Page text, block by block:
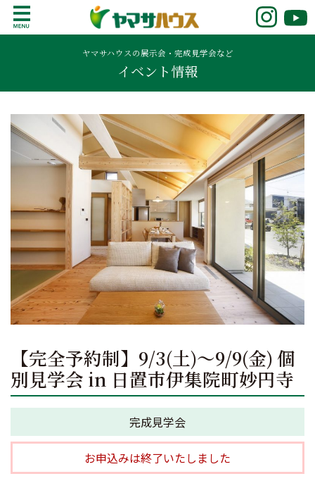
o
鹿児島で注文住宅ならヤマサハウス
新築の注文住宅や建売モデルハウスをお探し
の方はこちら。鹿児島県内で11年連続ナンバ
ーワンの実績を誇る、絆の家でおなじみの
ヤマサハウス。展示場情報や家づくりのこだ
ヤマサハウスの展示会・完成見学会など
イベント情報
【完全予約制】9/3(土)～9/9(金) 個
別見学会 in 日置市伊集院町妙円寺
完成見学会
お申込みは終了いたしました